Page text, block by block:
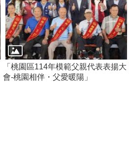
「桃園區114年模範父親代表表揚大
會-桃園相伴・父愛暖陽」